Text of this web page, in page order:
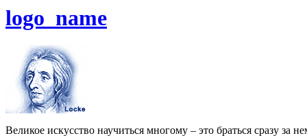
logo_name
Великое искусство научиться многому – это браться сразу за